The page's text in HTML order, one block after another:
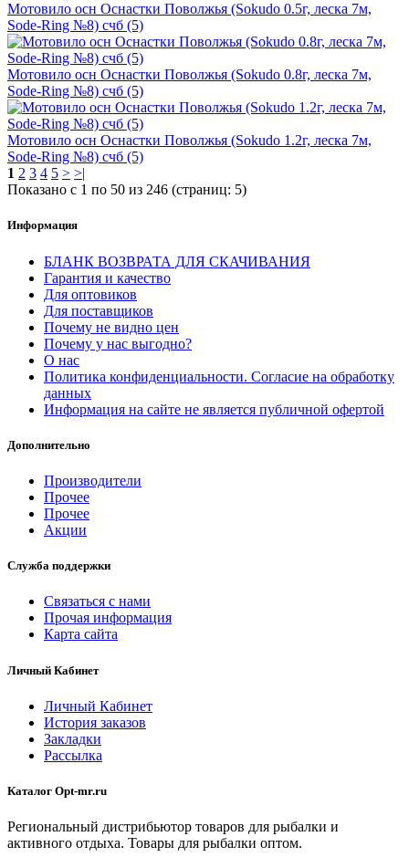
Мотовило осн Оснастки Поволжья (Sokudo 0.5г, леска 7м,
Sode-Ring №8) счб (5)
Мотовило осн Оснастки Поволжья (Sokudo 0.8г, леска 7м,
Sode-Ring №8) счб (5)
Мотовило осн Оснастки Поволжья (Sokudo 1.2г, леска 7м,
Sode-Ring №8) счб (5)
1 2 3 4 5 > >|
Показано с 1 по 50 из 246 (страниц: 5)
Информация
БЛАНК ВОЗВРАТА ДЛЯ СКАЧИВАНИЯ
Гарантия и качество
Для оптовиков
Для поставщиков
Почему не видно цен
Почему у нас выгодно?
О нас
Политика конфиденциальности. Согласие на обработку
данных
Информация на сайте не является публичной офертой
Дополнительно
Производители
Прочее
Прочее
Акции
Служба поддержки
Связаться с нами
Прочая информация
Карта сайта
Личный Кабинет
Личный Кабинет
История заказов
Закладки
Рассылка
Каталог Opt-mr.ru
Региональный дистрибьютор товаров для рыбалки и
активного отдыха. Товары для рыбалки оптом.